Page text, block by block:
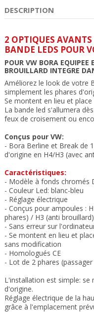
DESCRIPTION
2 OPTIQUES
BANDE LEDS POUR
POUR VW BORA
BROUILLARD INTEGRE
Améliorez le look de votre
simplement les phares
Se montent en lieu et place
La bande led s'allumera
feux de croisement ou
Conçus pour VW:
- Bora Berline et Break de
d'origine en H4/H3 (avec
Caractéristiques:
- Modèle à fonds chromés
- Couleur Led: blanc-bleu
- Réglage électrique
- Conçus pour ampoules :
phares) / H3 (anti
- Sans erreur sur
- Se montent en lieu et
sans modification
- Homologués CE
- Lot de 2 phares
L'installation est simple:
d'origine.
Réglage électrique de la
grâce à l'emplacement